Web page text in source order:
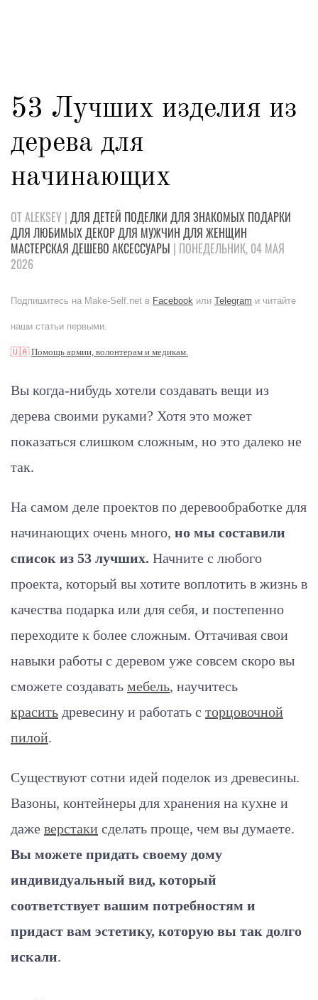
53 Лучших изделия из
дерева для
начинающих
ОТ ALEKSEY | ДЛЯ ДЕТЕЙ ПОДЕЛКИ ДЛЯ ЗНАКОМЫХ ПОДАРКИ
ДЛЯ ЛЮБИМЫХДЕКОРДЛЯ МУЖЧИН ДЛЯ ЖЕНЩИН
МАСТЕРСКАЯ ДЕШЕВО АКСЕССУАРЫ | ПОНЕДЕЛЬНИК, 04 МАЯ
2026
Подпишитесь на Make-Self.net в Facebook или Telegram и читайте
наши статьи первыми.
🇺🇦Помощь армии, волонтерам и медикам.
Вы когда-нибудь хотели создавать вещи из
дерева своими руками? Хотя это может
показаться слишком сложным, но это далеко не
так.
На самом деле проектов по деревообработке для
начинающих очень много, но мы составили
список из 53 лучших. Начните с любого
проекта, который вы хотите воплотить в жизнь в
качества подарка или для себя, и постепенно
переходите к более сложным. Оттачивая свои
навыки работы с деревом уже совсем скоро вы
сможете создавать мебель, научитесь
красить древесину и работать с торцовочной
пилой.
Существуют сотни идей поделок из древесины.
Вазоны, контейнеры для хранения на кухне и
даже верстаки сделать проще, чем вы думаете.
Вы можете придать своему дому
индивидуальный вид, который
соответствует вашим потребностям и
придаст вам эстетику, которую вы так долго
искали.